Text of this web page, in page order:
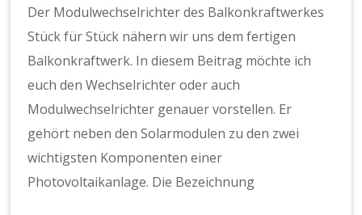
Der Modulwechselrichter des Balkonkraftwerkes
Stück für Stück nähern wir uns dem fertigen
Balkonkraftwerk. In diesem Beitrag möchte ich
euch den Wechselrichter oder auch
Modulwechselrichter genauer vorstellen. Er
gehört neben den Solarmodulen zu den zwei
wichtigsten Komponenten einer
Photovoltaikanlage. Die Bezeichnung